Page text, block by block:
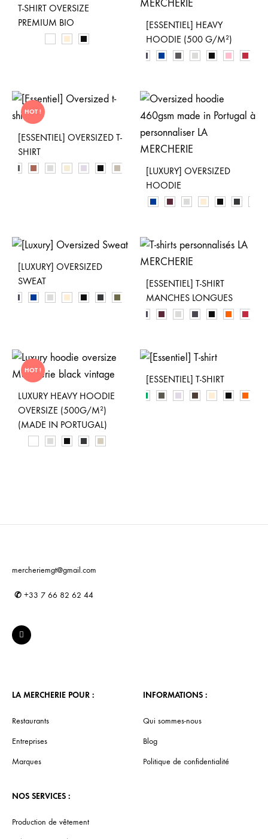
T-SHIRT OVERSIZE
PREMIUM BIO
[ESSENTIEL] HEAVY
HOODIE (500 G/M²)
HOT !
[ESSENTIEL] OVERSIZED T-
SHIRT
[LUXURY] OVERSIZED
HOODIE
[LUXURY] OVERSIZED
SWEAT
[ESSENTIEL] T-SHIRT
MANCHES LONGUES
HOT !
LUXURY HEAVY HOODIE
OVERSIZE (500G/M²)
(MADE IN PORTUGAL)
[ESSENTIEL] T-SHIRT
mercheriemgt@gmail.com
✆ +33 7 66 82 62 44
LA MERCHERIE POUR :
Restaurants
Entreprises
Marques
NOS SERVICES :
Production de vêtement
INFORMATIONS :
Qui sommes-nous
Blog
Politique de confidentialité